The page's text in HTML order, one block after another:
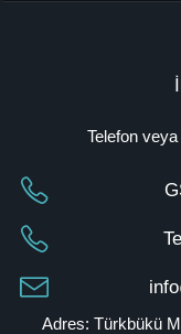
Telefon veya
Adres: Türkbükü